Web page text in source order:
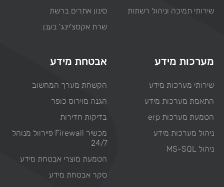
שירותי תמיכה וניהול רשתות
סינון אתרים ברשת
שרת אקסצ'יינג' בענן
מערכות מידע
שירותי מערכות מידע
התאמת מערכות מידע
הטמעת מערכות erp
ניהול מערכות מידע
ניהול MS-SQL
אבטחת מידע
הקשחת מערך המחשוב
הגנה מוירוס כופר
בדיקות חדירות
מכשיר Firewall פיירוול מנוהל
24/7
הטמעת מוצרי אבטחת מידע
סקר אבטחת מידע